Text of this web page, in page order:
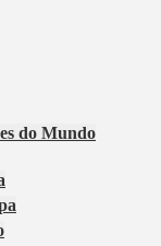
do Mundo